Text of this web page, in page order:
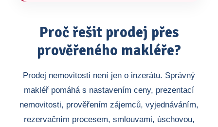
Proč řešit prodej přes
prověřeného makléře?
Prodej nemovitosti není jen o inzerátu. Správný
makléř pomáhá s nastavením ceny, prezentací
nemovitosti, prověřením zájemců, vyjednáváním,
rezervačním procesem, smlouvami, úschovou,